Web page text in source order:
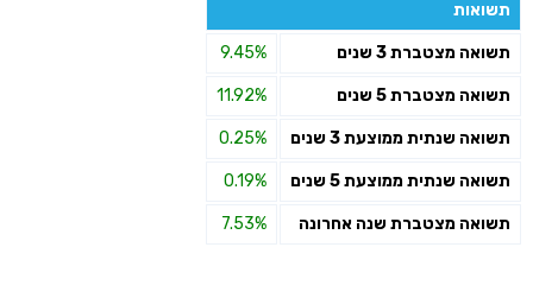
תשואות
תשואה מצטברת 3 שנים 9.45%
תשואה מצטברת 5 שנים 11.92%
תשואה שנתית ממוצעת 3 שנים 0.25%
תשואה שנתית ממוצעת 5 שנים 0.19%
תשואה מצטברת שנה אחרונה 7.53%